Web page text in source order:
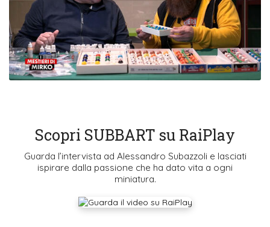
Scopri SUBBART su RaiPlay
Guarda l’intervista ad Alessandro Subazzoli e lasciati
ispirare dalla passione che ha dato vita a ogni
miniatura.